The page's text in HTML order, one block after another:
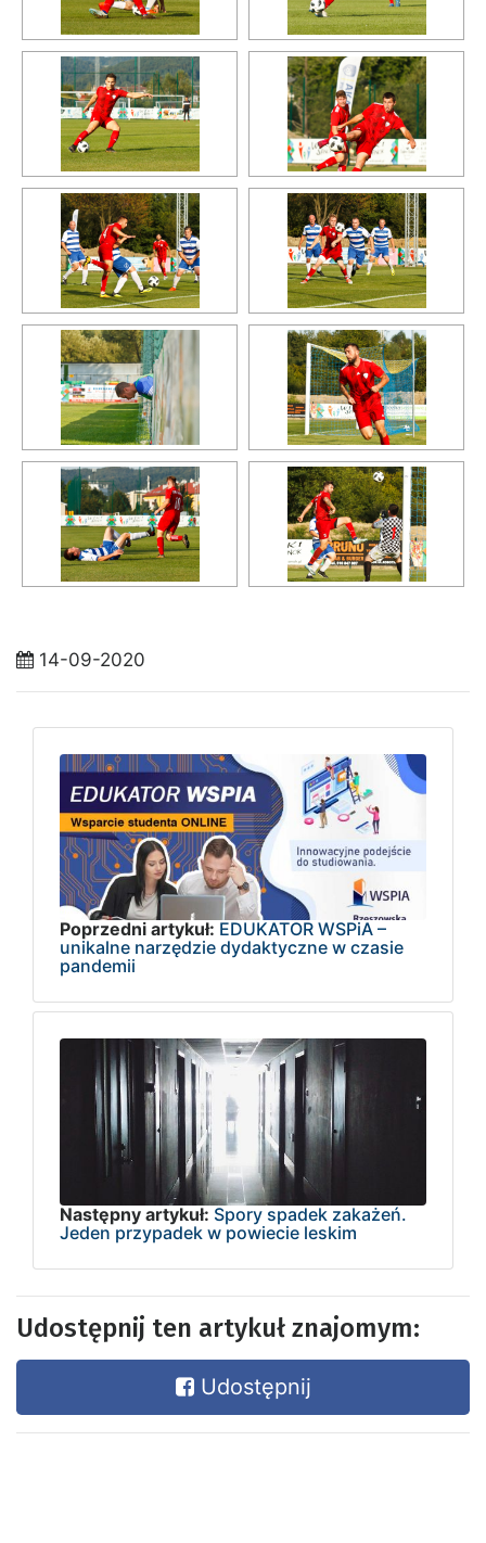
14-09-2020
Poprzedni artykuł: EDUKATOR WSPiA –
unikalne narzędzie dydaktyczne w czasie
pandemii
Następny artykuł: Spory spadek zakażeń.
Jeden przypadek w powiecie leskim
Udostępnij ten artykuł znajomym:
Udostępnij